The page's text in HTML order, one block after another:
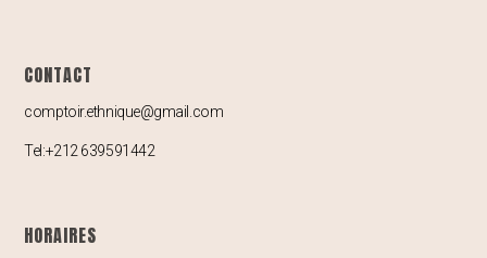
CONTACT
comptoir.ethnique@gmail.com
Tel:+212 639591442
HORAIRES